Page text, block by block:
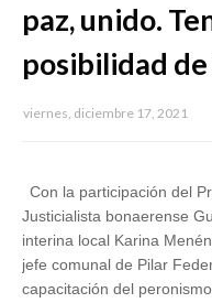
paz, unido.
posibilidad de
viernes, diciembre 17, 2021
Con la participación del
Justicialista bonaerense
interina local Karina
jefe comunal de Pilar
capacitación del